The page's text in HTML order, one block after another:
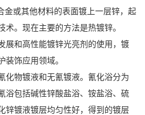
或其他材料的表面镀上一层锌，起
。现在主要的方法是热镀锌。
和高性能镀锌光亮剂的使用，镀
装饰应用领域。
物镀液和无氰镀液。氰化浴分为
浴包括碱性锌酸盐浴、铵盐浴、硫
锌镀液镀层均匀性好，得到的镀层